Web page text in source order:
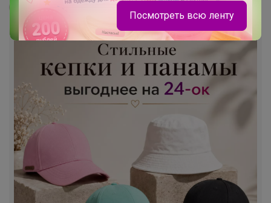
Леныра
Настасья!
Посмотреть всю ленту